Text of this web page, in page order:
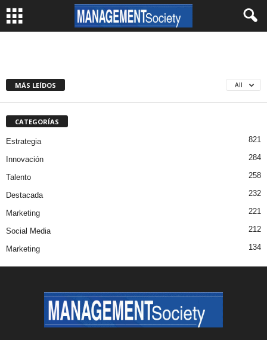
MÁS LEÍDOS All
CATEGORÍAS
Estrategia 821
Innovación 284
Talento 258
Destacada 232
Marketing 221
Social Media 212
Marketing 134